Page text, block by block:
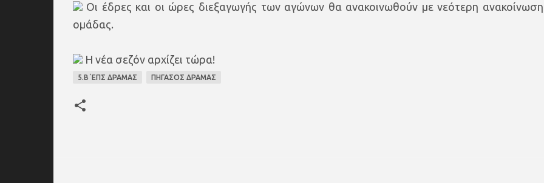
Οι έδρες και οι ώρες διεξαγωγής των αγώνων θα ανακοινωθούν με νεότερη
ομάδας.
Η νέα σεζόν αρχίζει τώρα!
5.Β΄ΕΠΣ ΔΡΑΜΑΣ ΠΗΓΑΣΟΣ ΔΡΑΜΑΣ